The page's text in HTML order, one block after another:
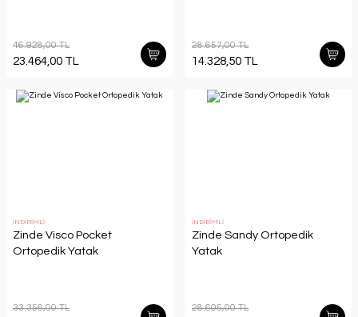
46.928,00 TL
23.464,00 TL
28.657,00 TL
14.328,50 TL
İNDİRİMLİ
Zinde Visco Pocket
Ortopedik Yatak
33.356,00 TL
İNDİRİMLİ
Zinde Sandy Ortopedik
Yatak
28.605,00 TL